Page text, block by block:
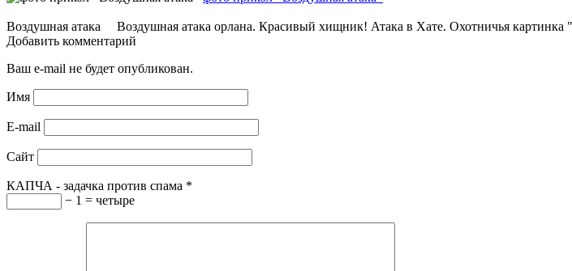
Воздушная атака Воздушная атака орлана. Красивый хищник! Атака в Хате. Охотничья
Добавить комментарий
Ваш e-mail не будет опубликован.
Имя
E-mail
Сайт
КАПЧА - задачка против спама *
− 1 = четыре